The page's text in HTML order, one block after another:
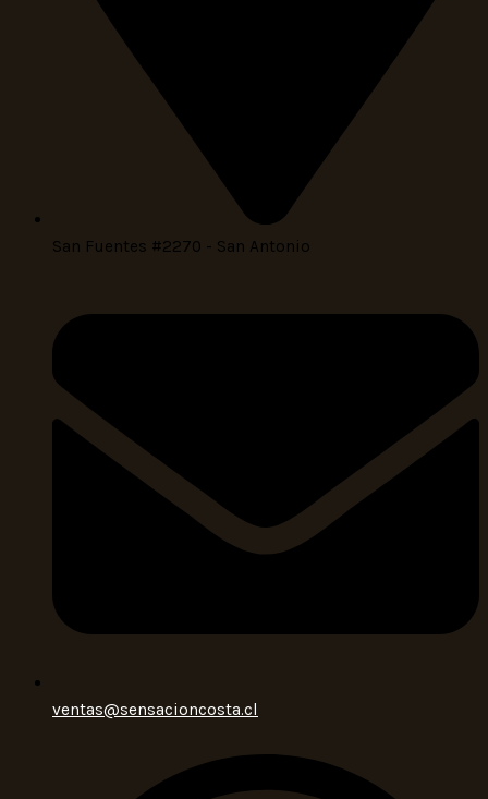
San Fuentes #2270 - San Antonio
ventas@sensacioncosta.cl